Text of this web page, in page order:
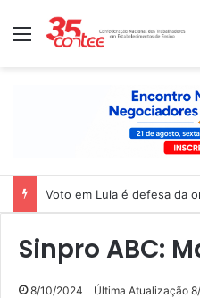
Menu
Voto em Lula é defesa da
Sinpro ABC:
8/10/2024 Última Atualização